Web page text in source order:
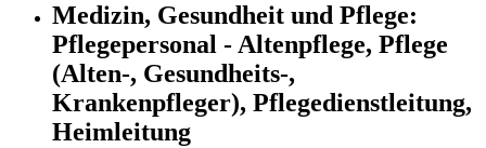
Medizin, Gesundheit und Pflege:
Pflegepersonal - Altenpflege, Pflege
(Alten-, Gesundheits-,
Krankenpfleger), Pflegedienstleitung,
Heimleitung